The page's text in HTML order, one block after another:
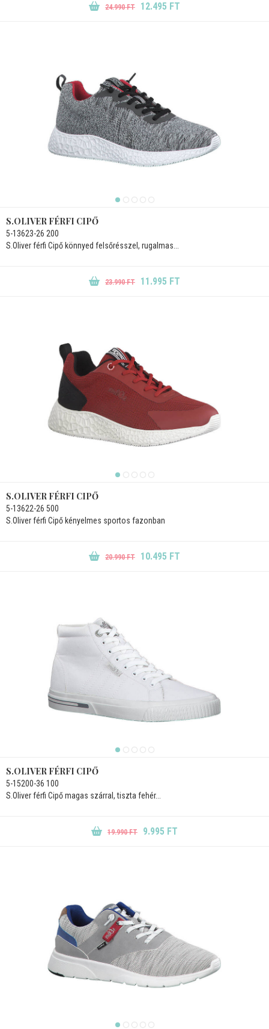
24.990 FT 12.495 FT
S.OLIVER FÉRFI CIPŐ
5-13623-26 200
S.Oliver férfi Cipő könnyed felsőrésszel, rugalmas...
23.990 FT 11.995 FT
S.OLIVER FÉRFI CIPŐ
5-13622-26 500
S.Oliver férfi Cipő kényelmes sportos fazonban
20.990 FT 10.495 FT
S.OLIVER FÉRFI CIPŐ
5-15200-36 100
S.Oliver férfi Cipő magas szárral, tiszta fehér...
19.990 FT 9.995 FT